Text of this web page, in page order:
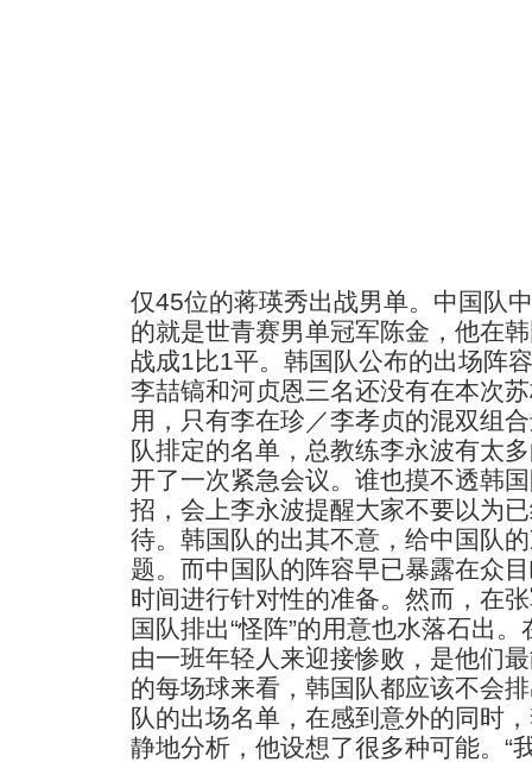
仅45位的蒋瑛秀出战男单。中国队
的就是世青赛男单冠军陈金，他在
战成1比1平。韩国队公布的出场阵
李喆镐和河贞恩三名还没有在本次
用，只有李在珍／李孝贞的混双组
队排定的名单，总教练李永波有太
开了一次紧急会议。谁也摸不透韩
招，会上李永波提醒大家不要以为
待。韩国队的出其不意，给中国队
题。而中国队的阵容早已暴露在众
时间进行针对性的准备。然而，在
国队排出“怪阵”的用意也水落石出
由一班年轻人来迎接惨败，是他们
的每场球来看，韩国队都应该不会
队的出场名单，在感到意外的同时
静地分析，他设想了很多种可能。“